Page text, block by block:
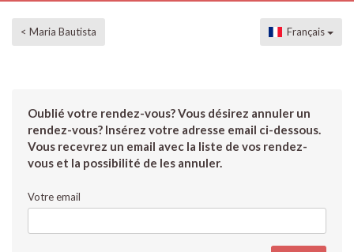
< Maria Bautista Français
Oublié votre rendez-vous? Vous désirez annuler un
rendez-vous? Insérez votre adresse email ci-dessous.
Vous recevrez un email avec la liste de vos rendez-
vous et la possibilité de les annuler.
Votre email